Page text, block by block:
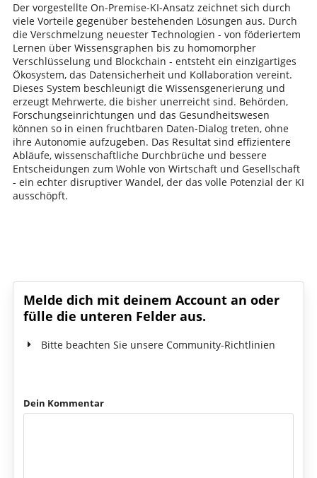
Der vorgestellte On-Premise-KI-Ansatz zeichnet sich durch
viele Vorteile gegenüber bestehenden Lösungen aus. Durch
die Verschmelzung neuester Technologien - von föderiertem
Lernen über Wissensgraphen bis zu homomorpher
Verschlüsselung und Blockchain - entsteht ein einzigartiges
Ökosystem, das Datensicherheit und Kollaboration vereint.
Dieses System beschleunigt die Wissensgenerierung und
erzeugt Mehrwerte, die bisher unerreicht sind. Behörden,
Forschungseinrichtungen und das Gesundheitswesen
können so in einen fruchtbaren Daten-Dialog treten, ohne
ihre Autonomie aufzugeben. Das Resultat sind effizientere
Abläufe, wissenschaftliche Durchbrüche und bessere
Entscheidungen zum Wohle von Wirtschaft und Gesellschaft
- ein echter disruptiver Wandel, der das volle Potenzial der KI
ausschöpft.
Melde dich mit deinem Account an oder
fülle die unteren Felder aus.
Bitte beachten Sie unsere Community-Richtlinien
Dein Kommentar